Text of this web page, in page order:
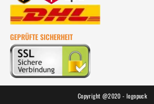
GEPRÜFTE SICHERHEIT
Copyright @2020 - logopuck